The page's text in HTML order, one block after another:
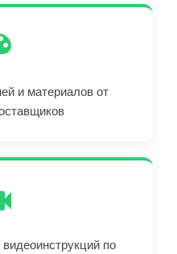
и материалов от
по